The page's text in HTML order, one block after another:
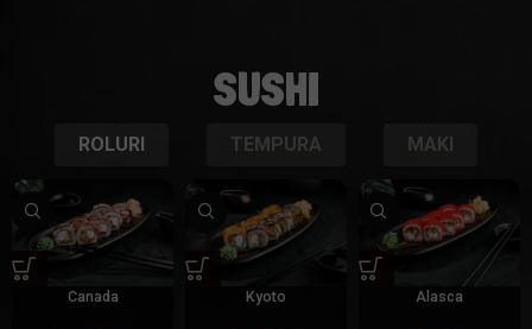
SUSHI
ROLURI TEMPURA MAKI
Canada Kyoto Alasca